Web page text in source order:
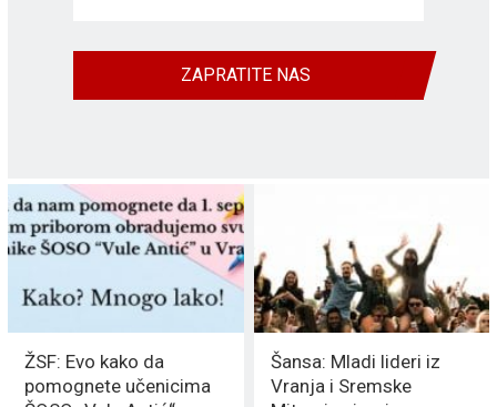
ZAPRATITE NAS
ŽSF: Evo kako da
pomognete učenicima
Šansa: Mladi lideri iz
Vranja i Sremske